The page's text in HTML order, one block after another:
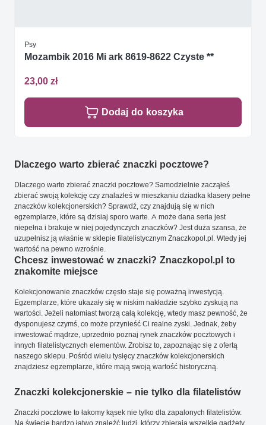
Psy
Mozambik 2016 Mi ark 8619-8622 Czyste **
23,00 zł
Dodaj do koszyka
Dlaczego warto zbierać znaczki pocztowe?
Dlaczego warto zbierać znaczki pocztowe? Samodzielnie zacząłeś
zbierać swoją kolekcję czy znalazłeś w mieszkaniu dziadka klasery pełne
znaczków kolekcjonerskich? Sprawdź, czy znajdują się w nich
egzemplarze, które są dzisiaj sporo warte. A może dana seria jest
niepełna i brakuje w niej pojedynczych znaczków? Jest duża szansa, że
uzupełnisz ją właśnie w sklepie filatelistycznym Znaczkopol.pl. Wtedy jej
wartość na pewno wzrośnie.
Chcesz inwestować w znaczki? Znaczkopol.pl to
znakomite miejsce
Kolekcjonowanie znaczków często staje się poważną inwestycją.
Egzemplarze, które ukazały się w niskim nakładzie szybko zyskują na
wartości. Jeżeli natomiast tworzą całą kolekcję, wtedy masz pewność, że
dysponujesz czymś, co może przynieść Ci realne zyski. Jednak, żeby
inwestować mądrze, uprzednio poznaj rynek znaczków pocztowych i
innych filatelistycznych elementów. Zrobisz to, zapoznając się z ofertą
naszego sklepu. Pośród wielu tysięcy znaczków kolekcjonerskich
znajdziesz egzemplarze, które mają swoją wartość historyczną.
Znaczki kolekcjonerskie – nie tylko dla filatelistów
Znaczki pocztowe to łakomy kąsek nie tylko dla zapalonych filatelistów.
Na świecie bardzo łatwo znaleźć ludzi, którzy zbierają wszelkie gadżety